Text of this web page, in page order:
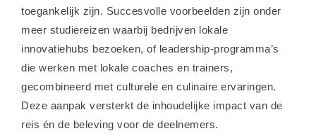
toegankelijk zijn. Succesvolle voorbeelden zijn onder
meer studiereizen waarbij bedrijven lokale
innovatiehubs bezoeken, of leadership-programma’s
die werken met lokale coaches en trainers,
gecombineerd met culturele en culinaire ervaringen.
Deze aanpak versterkt de inhoudelijke impact van de
reis én de beleving voor de deelnemers.